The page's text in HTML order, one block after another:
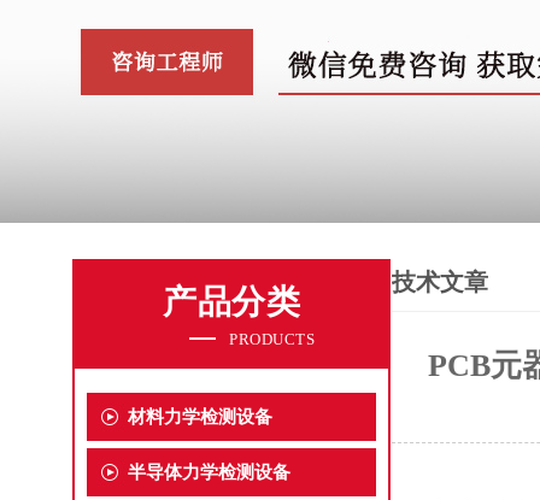
产品分类
PRODUCTS
材料力学检测设备
半导体力学检测设备
技术文章
PCB元